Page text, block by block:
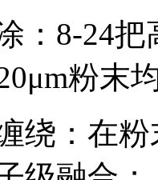
：8-24
粉末
绕：在